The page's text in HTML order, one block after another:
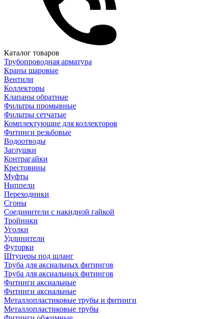
Каталог товаров
Трубопроводная арматура
Краны шаровые
Вентили
Коллекторы
Клапаны обратные
Фильтры промывные
Фильтры сетчатые
Комплектующие для коллекторов
Фитинги резьбовые
Водоотводы
Заглушки
Контрагайки
Крестовины
Муфты
Ниппели
Переходники
Сгоны
Соединители с накидной гайкой
Тройники
Уголки
Удлинители
Футорки
Штуцеры под шланг
Труба для аксиальных фитингов
Труба для аксиальных фитингов
Фитинги аксиальные
Фитинги аксиальные
Металлопластиковые трубы и фитинги
Металлопластиковые трубы